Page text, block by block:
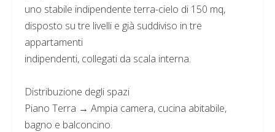
uno stabile indipendente terra-cielo di 150 mq,
disposto su tre livelli e già suddiviso in tre
appartamenti
indipendenti, collegati da scala interna.
Distribuzione degli spazi
Piano Terra → Ampia camera, cucina abitabile,
bagno e balconcino.